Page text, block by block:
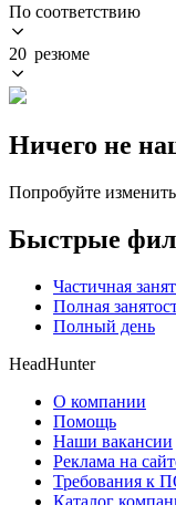
По соответствию
20 резюме
Ничего не
Попробуйте
Быстрые
Частичная
Полная
Полный день
HeadHunter
О компании
Помощь
Наши вакансии
Реклама на
Требования к
Каталог